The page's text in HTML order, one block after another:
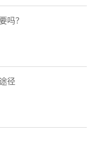
吗？
径